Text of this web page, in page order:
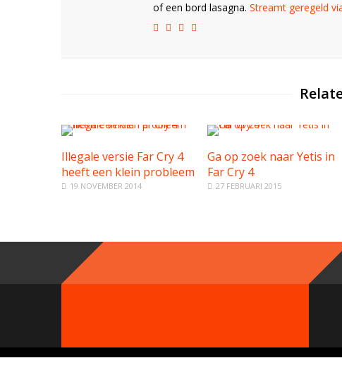
of een bord lasagna. Streamt geregeld
Illegale versie Far Cry 4
heeft een klein probleem
19 NOVEMBER 2014
Ga op zoek naar Yetis in
Far Cry 4
27 FEBRUARI 2015